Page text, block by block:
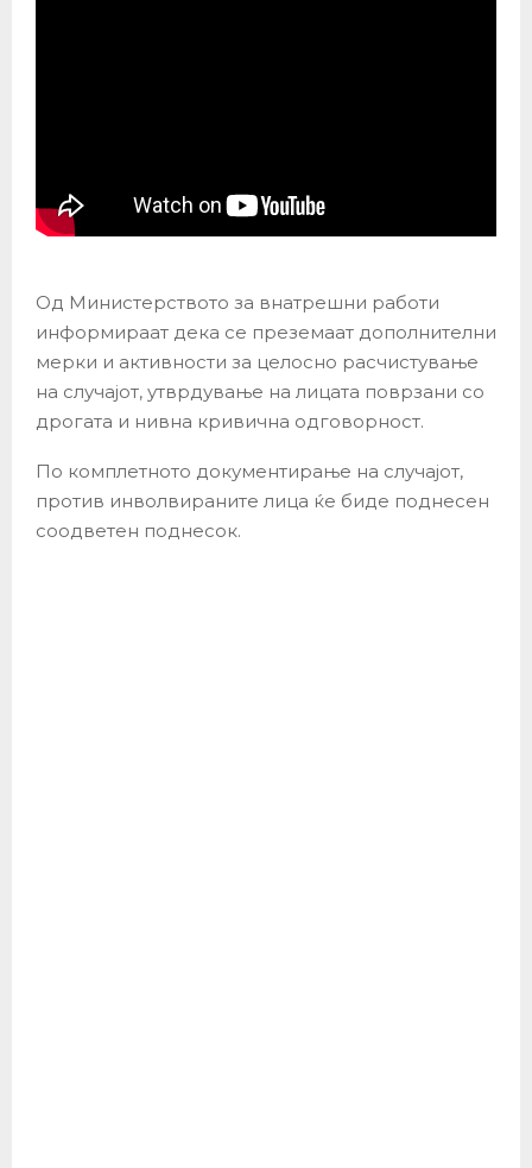
Од Министерството за внатрешни работи
информираат дека се преземаат дополнителни
мерки и активности за целосно расчистување
на случајот, утврдување на лицата поврзани со
дрогата и нивна кривична одговорност.
По комплетното документирање на случајот,
против инволвираните лица ќе биде поднесен
соодветен поднесок.